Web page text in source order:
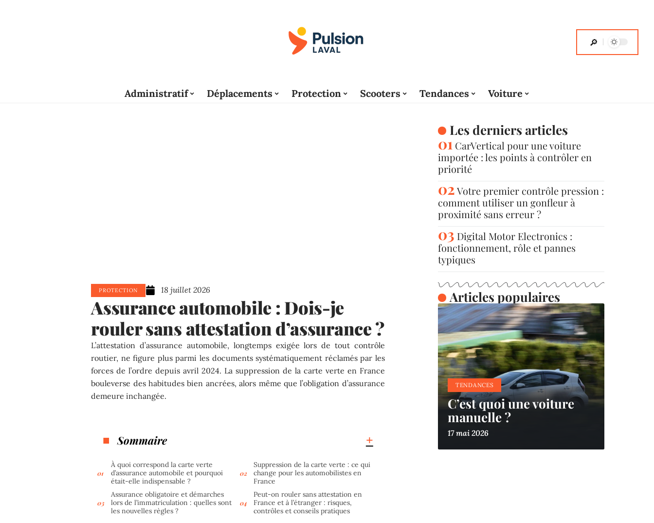
Administratif Déplacements Protection Scooters Tendances Voiture
PROTECTION 18 juillet 2026
Assurance automobile : Dois-je
rouler sans attestation d’assurance ?
L’attestation d’assurance automobile, longtemps exigée lors de tout contrôle
routier, ne figure plus parmi les documents systématiquement réclamés par les
forces de l’ordre depuis avril 2024. La suppression de la carte verte en France
bouleverse des habitudes bien ancrées, alors même que l’obligation d’assurance
demeure inchangée.
Sommaire
À quoi correspond la carte verte
d’assurance automobile et pourquoi
était-elle indispensable ?
Suppression de la carte verte : ce qui
change pour les automobilistes en
France
Assurance obligatoire et démarches
lors de l’immatriculation : quelles sont
les nouvelles règles ?
Peut-on rouler sans attestation en
France et à l’étranger : risques,
contrôles et conseils pratiques
Les derniers articles
CarVertical pour une voiture
importée : les points à contrôler en
priorité
Votre premier contrôle pression :
comment utiliser un gonfleur à
proximité sans erreur ?
Digital Motor Electronics :
fonctionnement, rôle et pannes
typiques
Articles populaires
TENDANCES
C’est quoi une voiture
manuelle ?
17 mai 2026